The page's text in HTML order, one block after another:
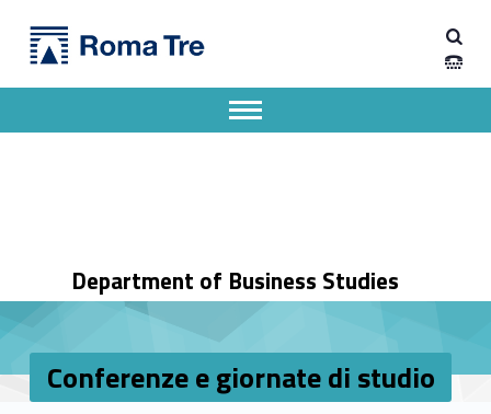
Conferenze e giornate di studio - Dipartimento di Economia Aziendale
Department of Business Studies
Apri il menu secondario
Header info sidebar
Conferenze e giornate di studio